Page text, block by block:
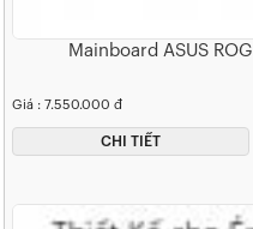
Mainboard ASUS
Giá : 7.550.000 đ
CHI TIẾT